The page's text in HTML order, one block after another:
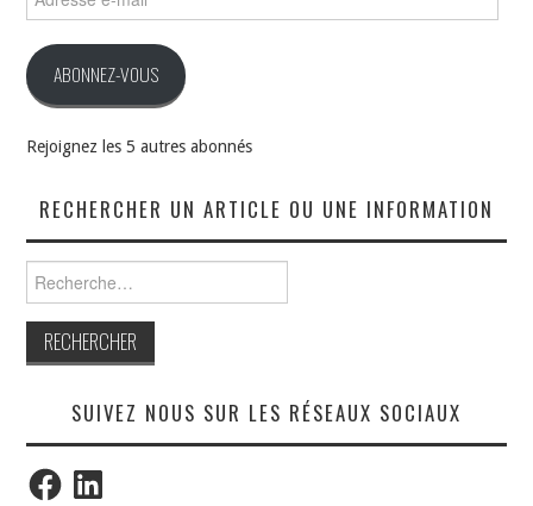
e-
ABONNEZ-VOUS
Rejoignez les 5 autres abonnés
RECHERCHER UN ARTICLE OU UNE INFORMATION
SUIVEZ NOUS SUR LES RÉSEAUX SOCIAUX
FacebookLinkedIn